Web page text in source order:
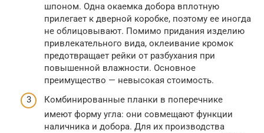
шпоном. Одна окаемка добора вплотную
прилегает к дверной коробке, поэтому ее иногда
не облицовывают. Помимо придания изделию
привлекательного вида, оклеивание кромок
предотвращает рейки от разбухания при
повышенной влажности. Основное
преимущество — невысокая стоимость.
Комбинированные планки в поперечнике
имеют форму угла: они совмещают функции
наличника и добора. Для их производства